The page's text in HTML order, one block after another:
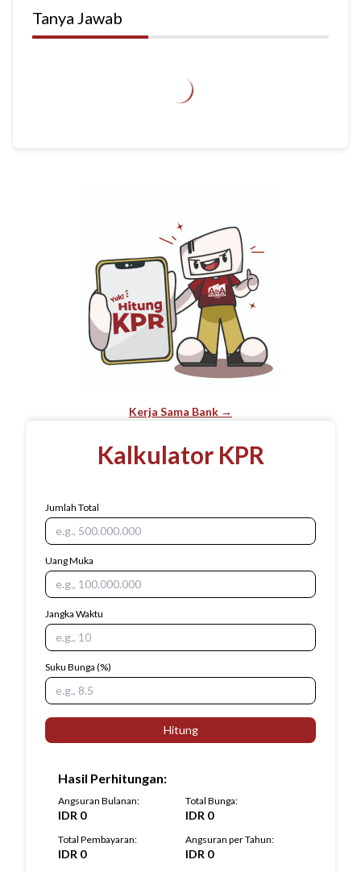
Kerja Sama Bank →
Kalkulator KPR
Jumlah Total
Uang Muka
Jangka Waktu
Suku Bunga (%)
Hitung
Hasil Perhitungan:
Angsuran Bulanan:
IDR 0
Total Bunga:
IDR 0
Total Pembayaran:
IDR 0
Angsuran per Tahun:
IDR 0
Tanya Jawab